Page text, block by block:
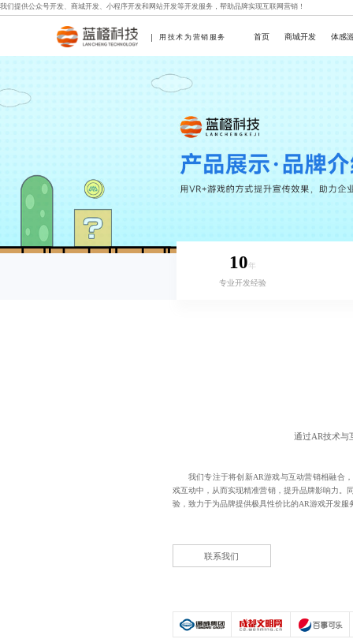
我们提供公众号开发、 商城开发、 小程序开发和 网站开发等开发服务，帮助品牌实现互联网营销！
用技术为营销服务 首页 商城开发 体感
10年
专业开发经验
通过AR技术与
我们专注于将创新AR游戏与互动营销相融合
戏互动中，从而实现精准营销，提升品牌影响力。
验，致力于为品牌提供极具性价比的AR游戏开发服
联系我们